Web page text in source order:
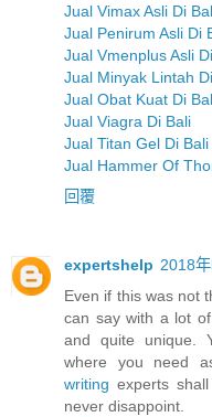
Jual Vimax Asli Di
Jual Penirum Asli Di
Jual Vmenplus Asli
Jual Minyak Lintah
Jual Obat Kuat Di
Jual Viagra Di Bali
Jual Titan Gel Di Bali
Jual Hammer Of
回覆
expertshelp 2018
Even if this was not
can say with a lot
and quite unique.
where you need
writing experts
never disappoint.